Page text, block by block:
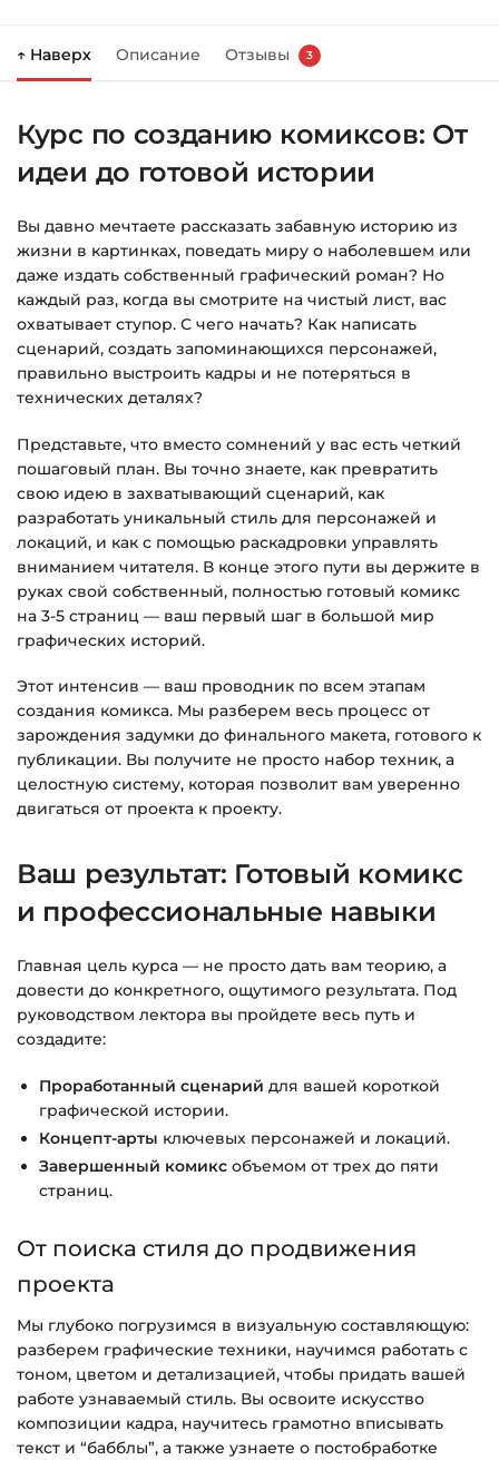
Справа появится корзина — нажмите
Заполните все поля (почта и пароль).
Оплатите удобным способом (более 8
После оплаты появится страница
благодарности с кнопкой«Перейти к
загрузкам». Нажмите её — и откроется
страница с курсами.
Дополнительно ссылка на курс придёт вам
на email.
Доступ к курсам: без ограничений по
времени.
Подробнее об оплате и безопасности — в
справке >>>
Вопросы?Пишите на info@siluette.com.uaили в
чат на сайте.
↑ Наверх Описание Отзывы 3
Курс по созданию комиксов: От
идеи до готовой истории
Вы давно мечтаете рассказать забавную историю из
жизни в картинках, поведать миру о наболевшем или
даже издать собственный графический роман? Но
каждый раз, когда вы смотрите на чистый лист, вас
охватывает ступор. С чего начать? Как написать
сценарий, создать запоминающихся персонажей,
правильно выстроить кадры и не потеряться в
технических деталях?
Представьте, что вместо сомнений у вас есть четкий
пошаговый план. Вы точно знаете, как превратить
свою идею в захватывающий сценарий, как
разработать уникальный стиль для персонажей и
локаций, и как с помощью раскадровки управлять
вниманием читателя. В конце этого пути вы держите в
руках свой собственный, полностью готовый комикс
на 3-5 страниц — ваш первый шаг в большой мир
графических историй.
Этот интенсив — ваш проводник по всем этапам
создания комикса. Мы разберем весь процесс от
зарождения задумки до финального макета, готового к
публикации. Вы получите не просто набор техник, а
целостную систему, которая позволит вам уверенно
двигаться от проекта к проекту.
Ваш результат: Готовый комикс
и профессиональные навыки
Главная цель курса — не просто дать вам теорию, а
довести до конкретного, ощутимого результата. Под
руководством лектора вы пройдете весь путь и
создадите:
Проработанный сценарий для вашей короткой
графической истории.
Концепт-арты ключевых персонажей и локаций.
Завершенный комикс объемом от трех до пяти
страниц.
От поиска стиля до продвижения
проекта
Мы глубоко погрузимся в визуальную составляющую:
разберем графические техники, научимся работать с
тоном, цветом и детализацией, чтобы придать вашей
работе узнаваемый стиль. Вы освоите искусство
композиции кадра, научитесь грамотно вписывать
текст и “бабблы”, а также узнаете о постобработке